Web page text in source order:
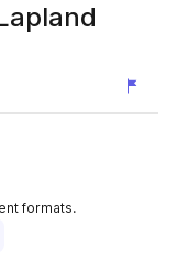
formats.